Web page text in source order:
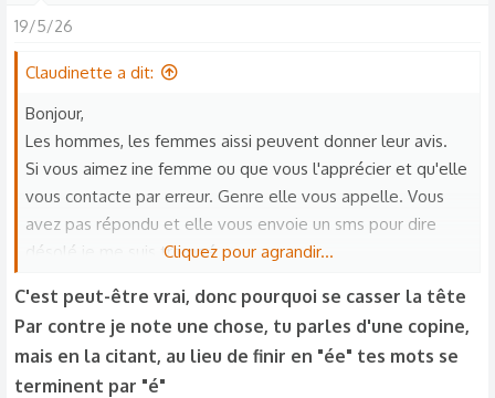
19/5/26
Claudinette a dit:
Bonjour,
Les hommes, les femmes aissi peuvent donner leur avis.
Si vous aimez ine femme ou que vous l'apprécier et qu'elle
vous contacte par erreur. Genre elle vous appelle. Vous
avez pas répondu et elle vous envoie un sms pour dire
désolé je me suis trompé.
Est-ce que vous en profitez pour prendre des nouvelles ou
la recontacter?
Cliquez pour agrandir...
C'est peut-être vrai, donc pourquoi se casser la tête
Par contre je note une chose, tu parles d'une copine,
mais en la citant, au lieu de finir en "ée" tes mots se
terminent par "é"